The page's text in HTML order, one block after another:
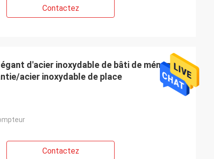
Contactez
d'acier inoxydable de bâti de ménage 5
acier inoxydable de place
Contactez